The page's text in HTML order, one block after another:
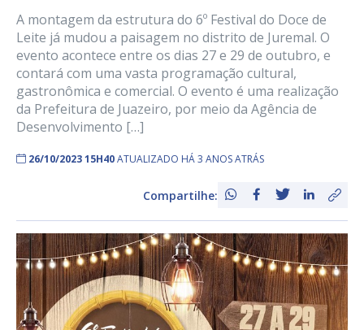
A montagem da estrutura do 6º Festival do Doce de
Leite já mudou a paisagem no distrito de Juremal. O
evento acontece entre os dias 27 e 29 de outubro, e
contará com uma vasta programação cultural,
gastronômica e comercial. O evento é uma realização
da Prefeitura de Juazeiro, por meio da Agência de
Desenvolvimento […]
26/10/2023 15H40ATUALIZADO HÁ 3 ANOS ATRÁS
Compartilhe: